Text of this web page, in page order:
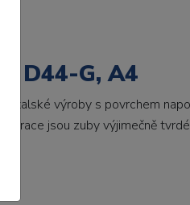
D44-G, A4
italské výroby s povrchem
jsou zuby výjimečně